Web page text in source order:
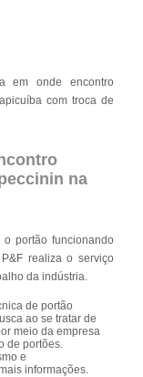
em onde encontro
com troca de
na
portão funcionando
realiza o serviço
da indústria.
de portão
ao se tratar de
meio da empresa
de portões.
e
informações.